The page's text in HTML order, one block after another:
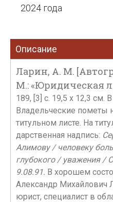
2024 года
Описание
Ларин, А. М.
М.: «Юридическая
189, [3] с. 19,5 х 12,3 см.
Владельческие пометы
титульном листе. На
дарственная надпись:
Алимову / человеку
глубокого / уважения /
9.08.91. В хорошем
Александр Михайлович
юрист, специалист в